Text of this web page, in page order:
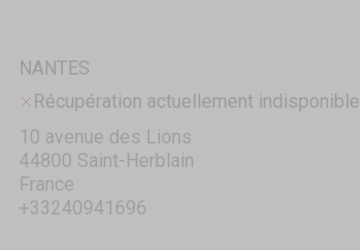
NANTES
Récupération actuellement indisponible
10 avenue des Lions
44800 Saint-Herblain
France
+33240941696